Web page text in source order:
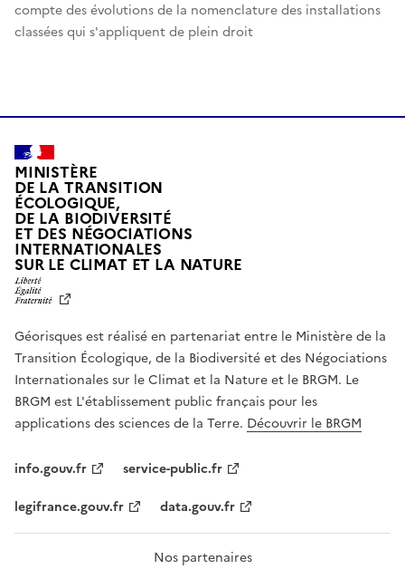
compte des évolutions de la nomenclature des installations
classées qui s'appliquent de plein droit
MINISTÈRE
DE LA TRANSITION
ÉCOLOGIQUE,
DE LA BIODIVERSITÉ
ET DES NÉGOCIATIONS
INTERNATIONALES
SUR LE CLIMAT ET LA NATUREL
T
É
,
É
G
A
L
F
A
T
Géorisques est réalisé en partenariat entre le Ministère de la
Transition Écologique, de la Biodiversité et des Négociations
Internationales sur le Climat et la Nature et le BRGM. Le
BRGM est L'établissement public français pour les
applications des sciences de la Terre. Découvrir le BRGM
info.gouv.fr
service-public.fr
legifrance.gouv.fr
data.gouv.fr
Nos partenaires